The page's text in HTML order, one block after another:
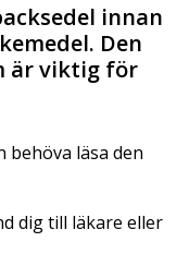
innan
Den
är viktig för
behöva läsa den
dig till läkare eller